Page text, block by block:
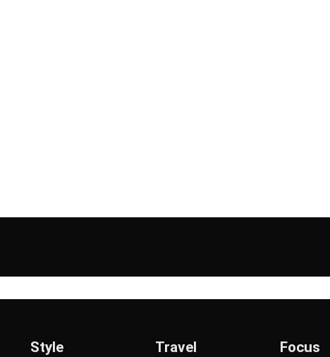
Style Travel Focus